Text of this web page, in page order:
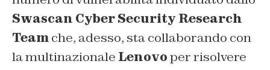
Swascan Cyber Security Research
Teamche, adesso, sta collaborando con
la multinazionale Lenovoper risolvere